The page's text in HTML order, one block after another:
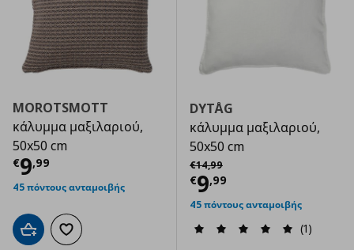
MOROTSMOTT
κάλυμμα μαξιλαριού,
50x50 cm
€9,99
Τρέχουσα τιμή € 9,99
45 πόντους ανταμοιβής
Προσθήκη στο καλάθι
Προσθήκη στα αγαπημένα
DYTÅG
κάλυμμα μαξιλαριού,
50x50 cm
€14,99
Αρχική τιμή
€9,99
Τρέχουσα
45 πόντους ανταμοιβής
(1)